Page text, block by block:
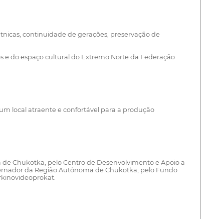
continuidade de gerações, preservação de
e do espaço cultural do Extremo Norte da Federação
local atraente e confortável para a produção
Chukotka, pelo Centro de Desenvolvimento e Apoio a
da Região Autônoma de Chukotka, pelo Fundo